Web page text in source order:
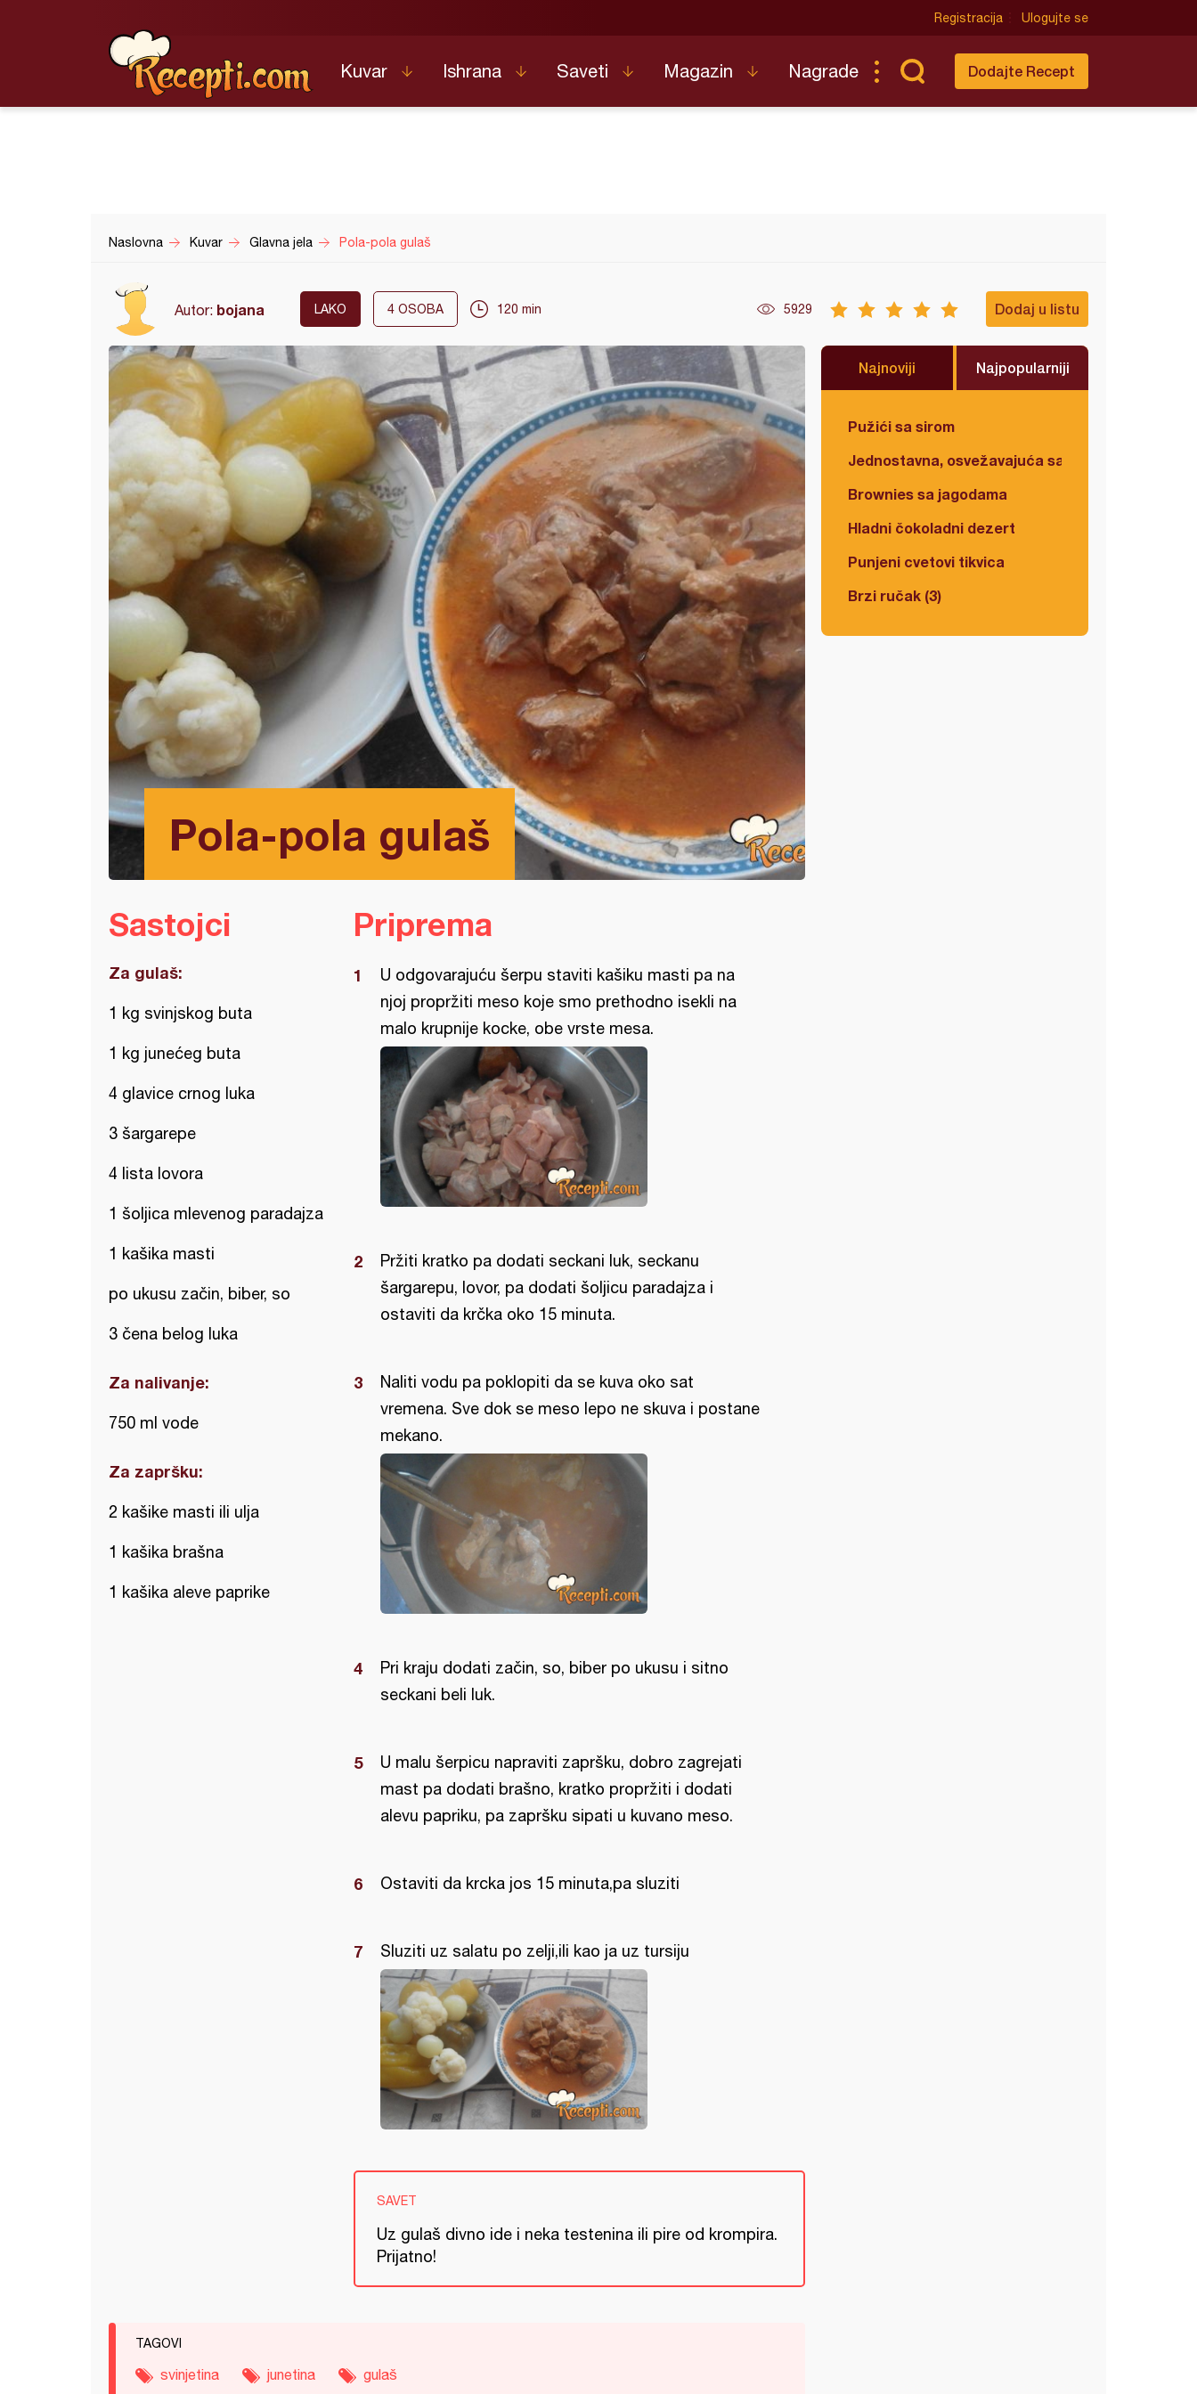
Registracija Ulogujte se
Kuvar Ishrana Saveti Magazin Nagrade Dodajte Recept
Naslovna Kuvar Glavna jela Pola-pola gulaš
Autor: bojana LAKO 4 OSOBA 120 min 5929 Dodaj u listu
Pola-pola gulaš
Najnoviji Najpopularniji
Pužići sa sirom
Jednostavna, osvežavajuća salata
Brownies sa jagodama
Hladni čokoladni dezert
Punjeni cvetovi tikvica
Brzi ručak (3)
Sastojci
Za gulaš:
1 kg svinjskog buta
1 kg junećeg buta
4 glavice crnog luka
3 šargarepe
4 lista lovora
1 šoljica mlevenog paradajza
1 kašika masti
po ukusu začin, biber, so
3 čena belog luka
Za nalivanje:
750 ml vode
Za zapršku:
2 kašike masti ili ulja
1 kašika brašna
1 kašika aleve paprike
Priprema
U odgovarajuću šerpu staviti kašiku masti pa na
njoj propržiti meso koje smo prethodno isekli na
malo krupnije kocke, obe vrste mesa.
Pržiti kratko pa dodati seckani luk, seckanu
šargarepu, lovor, pa dodati šoljicu paradajza i
ostaviti da krčka oko 15 minuta.
Naliti vodu pa poklopiti da se kuva oko sat
vremena. Sve dok se meso lepo ne skuva i postane
mekano.
Pri kraju dodati začin, so, biber po ukusu i sitno
seckani beli luk.
U malu šerpicu napraviti zapršku, dobro zagrejati
mast pa dodati brašno, kratko propržiti i dodati
alevu papriku, pa zapršku sipati u kuvano meso.
Ostaviti da krcka jos 15 minuta,pa sluziti
Sluziti uz salatu po zelji,ili kao ja uz tursiju
SAVET
Uz gulaš divno ide i neka testenina ili pire od krompira.
Prijatno!
TAGOVI
svinjetina junetina gulaš